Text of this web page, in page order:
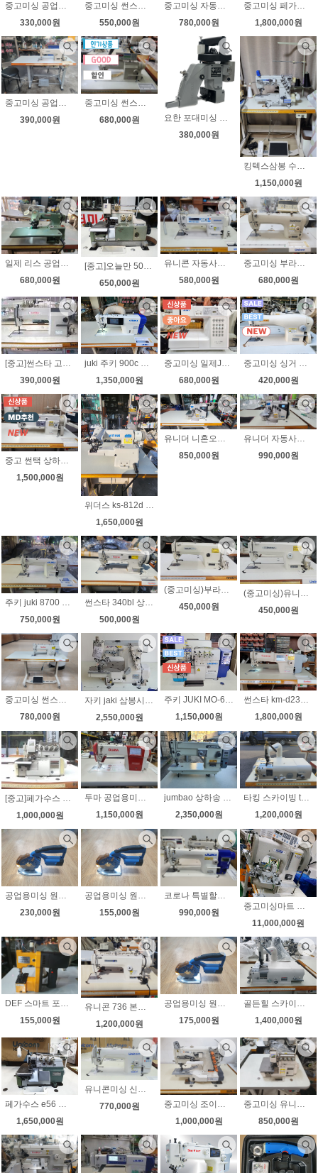
중고미싱 공업용미싱 썬스타 146B 땀수7MM 현수막미싱 청바지미싱 상태좋아요
330,000원
중고미싱 썬스타 자동사절미싱 2520 무소음 속도조절
550,000원
중고미싱 자동사절오버록 공업용오버록 EX타입 니혼오버 상태최상
780,000원
중고미싱 페가수스 EX 니혼오버 인타가능 무소음 자동감속기 부착 상태좋아요
1,800,000원
중고미싱 공업용미싱 부라더736 무소음모터 속도조절 상태좋아요
390,000원
중고미싱 썬스타 235AS 무소음 속도조절 상태좋아요
680,000원
요한 포대미싱 새제품 N 600H 대만제
380,000원
킹텍스삼봉 수동 CT9000 대만호싱 무소음모터 부착 상태최상
1,150,000원
일제 리스 공업용 단뜨기미싱 스쿠이미싱 상태좋아요
680,000원
[중고]오늘만 50만원 일제 야마토 공업용오버로크DCZ-703 상태좋아요!!
650,000원
유니콘 자동사절미싱 무소음 속도조절 노루발8가지 상태좋아요
580,000원
중고미싱 부라더 다이렉트 자동사절미싱 s7200a-403 미세급유 상태좋아요 노루발10가지 무료배송
680,000원
[중고]썬스타 고속본봉 공업용미싱 KM-137B (후물용미싱/수선집에서 청바지용으로 최상/가정집에서사용)
390,000원
juki 주키 900c 자동사절미싱 정품 한글 새제품 최신형
1,350,000원
중고미싱 일제JUKI 준공업용미싱 HZL-7900 공업용가마사용 상태최상
680,000원
중고미싱 싱거 공업용미싱 191D-30C 학교에서사용 상태최상 무소음 속도조절
420,000원
중고 썬택 상하송 지그재그미싱 자동급유 무소음 속도조절 상하정지 상태좋아요
1,500,000원
위더스 ks-812d 공업용 스쿠이미싱 단뜨기미싱 무소음 속도조절 새제품
1,650,000원
유니더 니혼오버 무소음 노루발자동 인터록(날라리)가능 상태좋아요
850,000원
유니더 자동사절 니혼오버 무소음 노루발자동 자동사절 ut-6514dtk 상태좋아요
990,000원
주키 juki 8700 다이렉트 자동사절미싱 무소음 속도조절 노루발9가지 상태좋아요
750,000원
썬스타 340bl 상하송미싱 가죽 천막 무소음모터
500,000원
(중고미싱)부라더 공업용미싱 DB2-B736-3 노루발9가지 무소음모터 LED작업등 전국무료배송-2
450,000원
(중고미싱)유니콘 공업용미싱 LS2-B736-3 노루발9가지 LED작업등 전국무료배송-1
450,000원
중고미싱 썬스타2522bl 왕가마 자동사절미싱 상태좋아요
780,000원
2,550,000원
주키 JUKI MO-6814S 최신형 다이렉트 날라리(인타록) 정식수입제품 무료배송
1,150,000원
썬스타 km-d235 다이렉트 자동사절미싱 신형 한글판넬 국내생산 새제품
1,800,000원
[중고]페가수스 M-752 니혼오버록 무소음 속도조절 다이렉트모터 상태A급
1,000,000원
1,150,000원
2,350,000원
1,200,000원
공업용미싱 원단재단기 무선재단기 RCS-125 4단계 속도조절 라이트(제품은 125사이즈로 발송됩니다)
230,000원
공업용미싱 원단재단기 무선재단기 RCS-100 4단계 속도조절 라이트(제품은 100사이즈로 발송됩니다)
155,000원
코로나 특별할인 8월5대한정 초특가할인 주키 공업용 자동사절미싱 DDL-7000A-7 주키칠천이 주키7000 JUKI7000 고급 롤러노루발 2가지 증정 무료배송
990,000원
중고미싱마트 후물용 컴퓨터 그물미싱 두꺼운 그물체결미싱 기존의 그물미싱과 비교불과 두꺼운 실사용가능 자동실 사절기능
11,000,000원
DEF 스마트 포대미싱 GK9-890 신상 가벼움 튼튼함
155,000원
유니콘 736 본봉공업용미싱 자동감속기부착 커텐 부직포 이불 상태최상
1,200,000원
공업용미싱 원단재단기 무선재단기 RCS-110 4단계 속도조절 라이트
175,000원
골든힐 스카이빙 명품스카이빙 스키 가죽피할기 대만 무소음모터 무료배송
1,400,000원
페가수스 e56 곡침오버록 고속 인타록 날라리 손수건 스카프 기타 상태 아주좋아요
1,650,000원
유니콘미싱 신제품 다이렉트 내장형 반자동 공업용미싱 515D 모터직결형이라 벨트가없어 소음 진동 확실히 조용합니다 노루발8가지 전국무료배송 고급재단가위 증정
770,000원
중고미싱 조이삼봉 수동삼봉 상태최상 거의사용안한 상태최상의 삼봉미싱 무소음모터 무료배송
1,000,000원
중고미싱 유니콘 공업용오버록 니혼오버 m752-13h 무소음모터 인타록(날라리) 무료배송
850,000원